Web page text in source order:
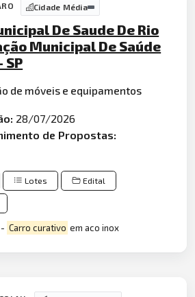
Cidade Média
De Saude De Rio
Municipal De Saúde
SP
de móveis e equipamentos
28/07/2026
de Propostas:
Lotes Edital
Carro curativo em aco inox